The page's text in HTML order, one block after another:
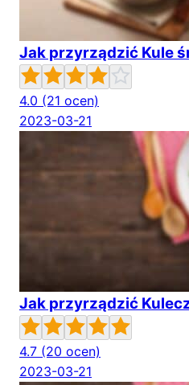
Jak przyrządzić Kule
4.0 (21 ocen)
2023-03-21
Jak przyrządzić
4.7 (20 ocen)
2023-03-21